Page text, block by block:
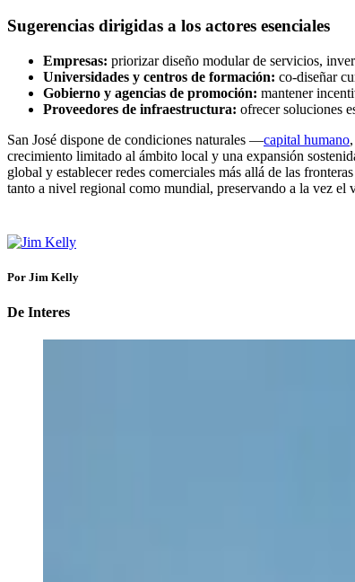
Sugerencias dirigidas a los actores esenciales
Empresas: priorizar diseño modular de servicios,
Universidades y centros de formación: co‑diseñar
Gobierno y agencias de promoción: mantener
Proveedores de infraestructura: ofrecer soluciones
San José dispone de condiciones naturales —capital humano
crecimiento limitado al ámbito local y una expansión
global y establecer redes comerciales más allá de las
tanto a nivel regional como mundial, preservando a la vez
Por Jim Kelly
De Interes